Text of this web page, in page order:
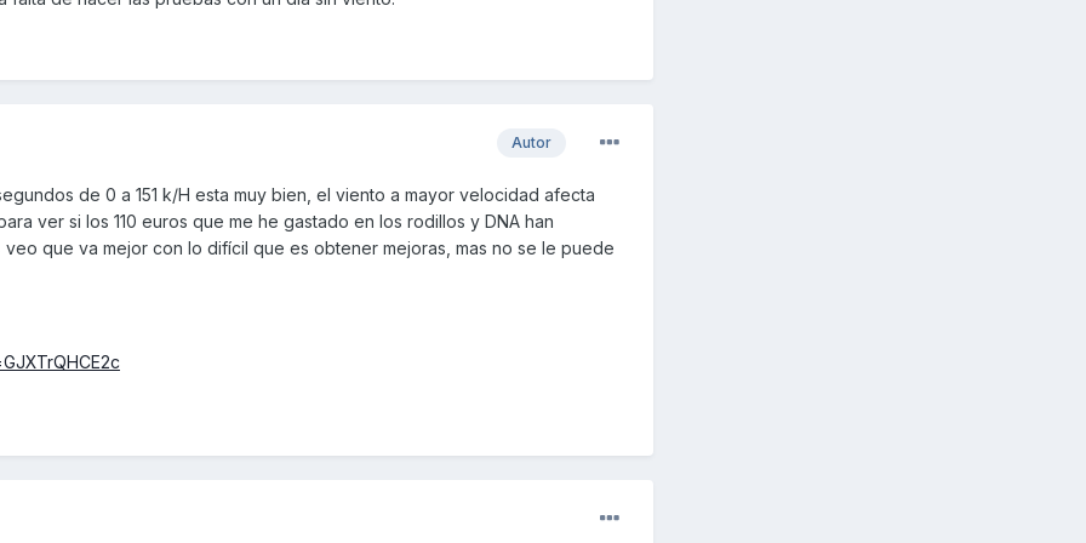
Autor
de 0 a 151 k/H esta muy bien, el viento a mayor velocidad afecta
ver si los 110 euros que me he gastado en los rodillos y DNA han
que va mejor con lo difícil que es obtener mejoras, mas no se le puede